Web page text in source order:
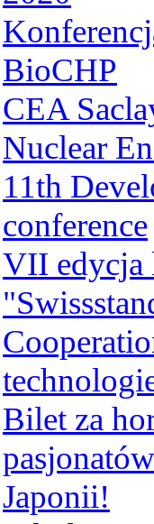
BioCHP
CEA
Nuclear
11th
conference
VII edycja
Bilet za
Japonii!